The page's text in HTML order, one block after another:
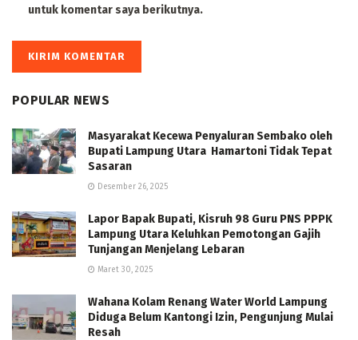
untuk komentar saya berikutnya.
POPULAR NEWS
Masyarakat Kecewa Penyaluran Sembako oleh
Bupati Lampung Utara Hamartoni Tidak Tepat
Sasaran
Desember 26, 2025
Lapor Bapak Bupati, Kisruh 98 Guru PNS PPPK
Lampung Utara Keluhkan Pemotongan Gajih
Tunjangan Menjelang Lebaran
Maret 30, 2025
Wahana Kolam Renang Water World Lampung
Diduga Belum Kantongi Izin, Pengunjung Mulai
Resah